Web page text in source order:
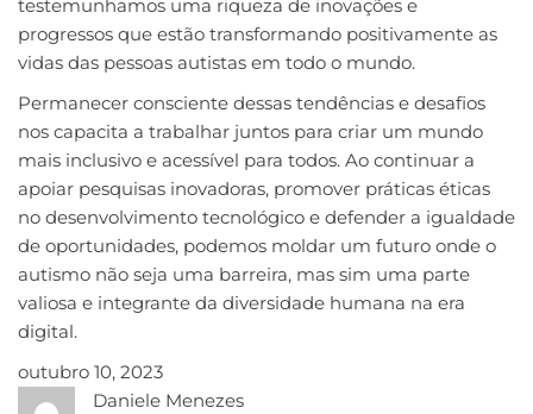
testemunhamos uma riqueza de inovações e
progressos que estão transformando positivamente as
vidas das pessoas autistas em todo o mundo.
Permanecer consciente dessas tendências e desafios
nos capacita a trabalhar juntos para criar um mundo
mais inclusivo e acessível para todos. Ao continuar a
apoiar pesquisas inovadoras, promover práticas éticas
no desenvolvimento tecnológico e defender a igualdade
de oportunidades, podemos moldar um futuro onde o
autismo não seja uma barreira, mas sim uma parte
valiosa e integrante da diversidade humana na era
digital.
outubro 10, 2023
Daniele Menezes